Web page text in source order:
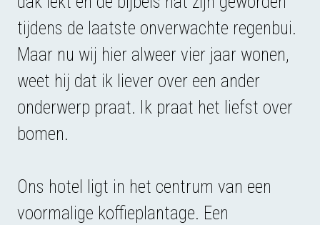
tijdens de laatste onverwachte regenbui.
Maar nu wij hier alweer vier jaar wonen,
weet hij dat ik liever over een ander
onderwerp praat. Ik praat het liefst over
bomen.
Ons hotel ligt in het centrum van een
voormalige koffieplantage. Een